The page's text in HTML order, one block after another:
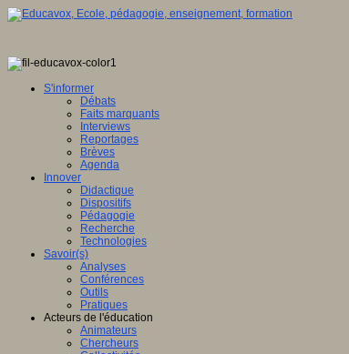
S'informer
Débats
Faits marquants
Interviews
Reportages
Brèves
Agenda
Innover
Didactique
Dispositifs
Pédagogie
Recherche
Technologies
Savoir(s)
Analyses
Conférences
Outils
Pratiques
Acteurs de l'éducation
Animateurs
Chercheurs